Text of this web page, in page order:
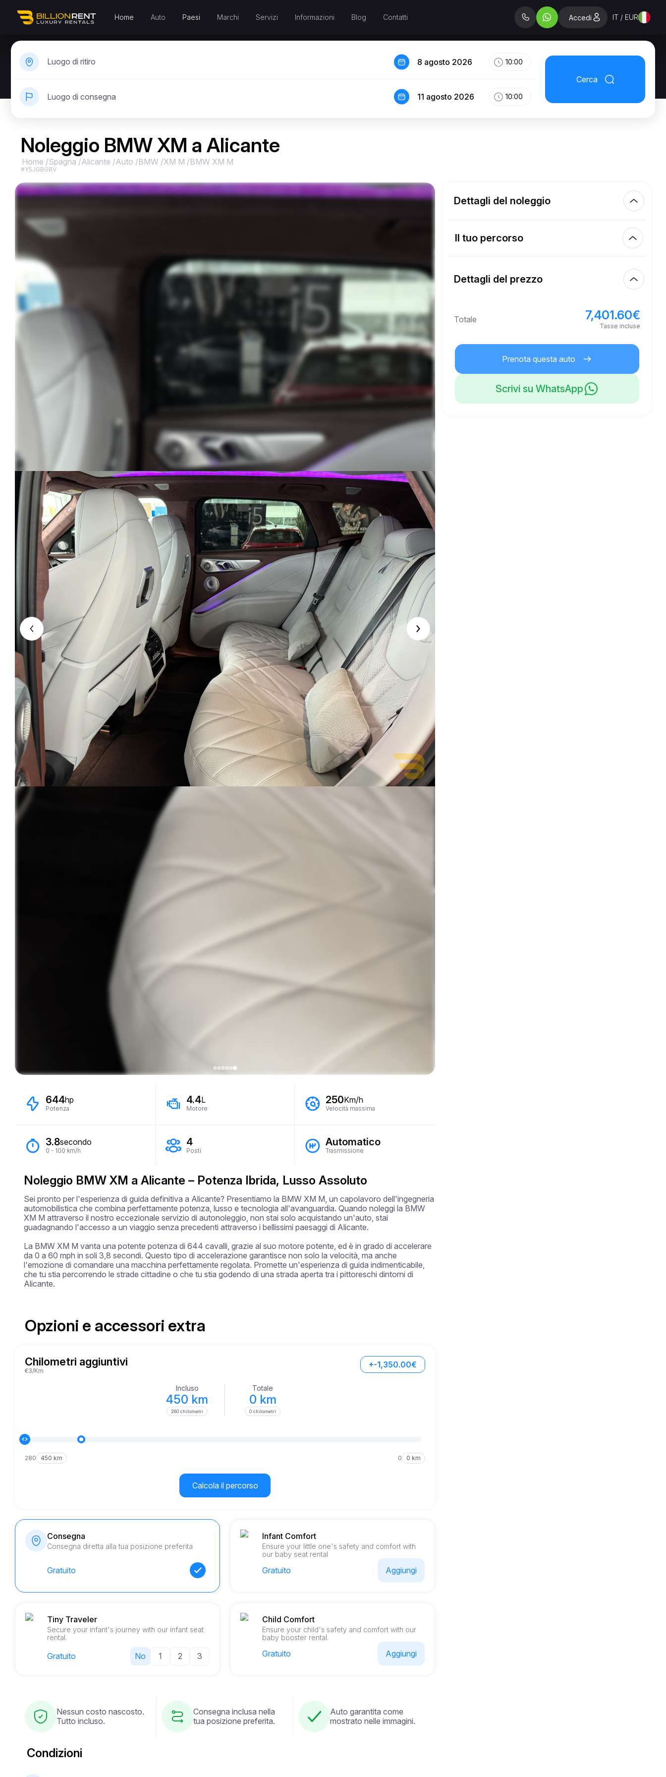
Home Auto Paesi Marchi Servizi Informazioni Blog Contatti Accedi IT / EUR
Luogo di ritiro
Luogo di consegna
8 agosto 2026 10:00
11 agosto 2026 10:00
Cerca
Noleggio BMW XM a Alicante
Home /Spagna /Alicante /Auto /BMW /XM M /BMW XM M
#Y5JGBGBV
644hp
Potenza
4.4L
Motore
250Km/h
Velocità massima
3.8secondo
0 - 100 km/h
4
Posti
Automatico
Trasmissione
Noleggio BMW XM a Alicante – Potenza Ibrida, Lusso Assoluto
Sei pronto per l'esperienza di guida definitiva a Alicante? Presentiamo la BMW XM M, un capolavoro dell'ingegneria
automobilistica che combina perfettamente potenza, lusso e tecnologia all'avanguardia. Quando noleggi la BMW
XM M attraverso il nostro eccezionale servizio di autonoleggio, non stai solo acquistando un'auto, stai
guadagnando l'accesso a un viaggio senza precedenti attraverso i bellissimi paesaggi di Alicante.
La BMW XM M vanta una potente potenza di 644 cavalli, grazie al suo motore potente, ed è in grado di accelerare
da 0 a 60 mph in soli 3,8 secondi. Questo tipo di accelerazione garantisce non solo la velocità, ma anche
l'emozione di comandare una macchina perfettamente regolata. Promette un'esperienza di guida indimenticabile,
che tu stia percorrendo le strade cittadine o che tu stia godendo di una strada aperta tra i pittoreschi dintorni di
Opzioni e accessori extra
Chilometri aggiuntivi
€3/Km
+-1,350.00€
Incluso
450 km
280 chilometri
Totale
0 km
0 chilometri
280 450 km 0 0 km
Calcola il percorso
Consegna
Consegna diretta alla tua posizione preferita
Gratuito
Infant Comfort
Ensure your little one's safety and comfort with
our baby seat rental
Gratuito Aggiungi
Tiny Traveler
Secure your infant's journey with our infant seat
rental.
Gratuito No 1 2 3
Child Comfort
Ensure your child's safety and comfort with our
baby booster rental.
Gratuito Aggiungi
Nessun costo nascosto.
Tutto incluso.
Consegna inclusa nella
tua posizione preferita.
Auto garantita come
mostrato nelle immagini.
Condizioni
Dettagli del noleggio
450.00
21
5,000.00 €
Il tuo percorso
Fine
Dettagli del prezzo
Totale
7,401.60€
Tasse incluse
Prenota questa auto
Scrivi su WhatsApp